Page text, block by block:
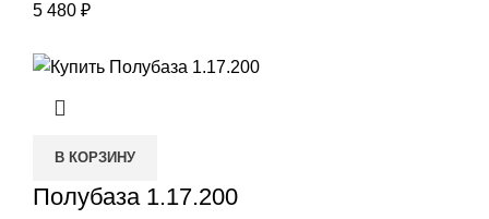
5 480 ₽
В КОРЗИНУ
Полубаза 1.17.200